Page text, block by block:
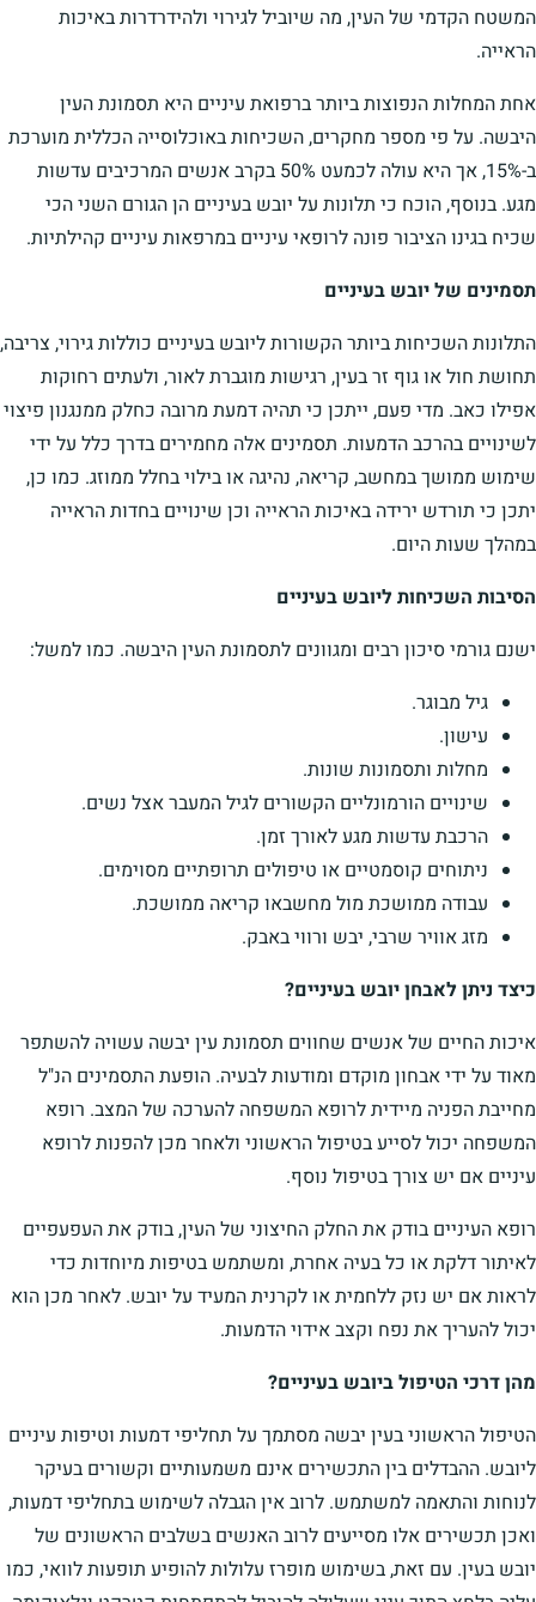
המשטח הקדמי של העין, מה שיוביל לגירוי ולהידרדרות באיכות
הראייה.
אחת המחלות הנפוצות ביותר ברפואת עיניים היא תסמונת העין
היבשה. על פי מספר מחקרים, השכיחות באוכלוסייה הכללית מוערכת
ב-15%, אך היא עולה לכמעט 50% בקרב אנשים המרכיבים עדשות
מגע. בנוסף, הוכח כי תלונות על יובש בעיניים הן הגורם השני הכי
שכיח בגינו הציבור פונה לרופאי עיניים במרפאות עיניים קהילתיות.
תסמינים של יובש בעיניים
התלונות השכיחות ביותר הקשורות ליובש בעיניים כוללות גירוי, צריבה,
תחושת חול או גוף זר בעין, רגישות מוגברת לאור, ולעתים רחוקות
אפילו כאב. מדי פעם, ייתכן כי תהיה דמעת מרובה כחלק ממנגנון פיצוי
לשינויים בהרכב הדמעות. תסמינים אלה מחמירים בדרך כלל על ידי
שימוש ממושך במחשב, קריאה, נהיגה או בילוי בחלל ממוזג. כמו כן,
יתכן כי תורדש ירידה באיכות הראייה וכן שינויים בחדות הראייה
במהלך שעות היום.
הסיבות השכיחות ליובש בעיניים
ישנם גורמי סיכון רבים ומגוונים לתסמונת העין היבשה. כמו למשל:
גיל מבוגר.
עישון.
מחלות ותסמונות שונות.
שינויים הורמונליים הקשורים לגיל המעבר אצל נשים.
הרכבת עדשות מגע לאורך זמן.
ניתוחים קוסמטיים או טיפולים תרופתיים מסוימים.
עבודה ממושכת מול מחשבאו קריאה ממושכת.
מזג אוויר שרבי, יבש ורווי באבק.
כיצד ניתן לאבחן יובש בעיניים?
איכות החיים של אנשים שחווים תסמונת עין יבשה עשויה להשתפר
מאוד על ידי אבחון מוקדם ומודעות לבעיה. הופעת התסמינים הנ"ל
מחייבת הפניה מיידית לרופא המשפחה להערכה של המצב. רופא
המשפחה יכול לסייע בטיפול הראשוני ולאחר מכן להפנות לרופא
עיניים אם יש צורך בטיפול נוסף.
רופא העיניים בודק את החלק החיצוני של העין, בודק את העפעפיים
לאיתור דלקת או כל בעיה אחרת, ומשתמש בטיפות מיוחדות כדי
לראות אם יש נזק ללחמית או לקרנית המעיד על יובש. לאחר מכן הוא
יכול להעריך את נפח וקצב אידוי הדמעות.
מהן דרכי הטיפול ביובש בעיניים?
הטיפול הראשוני בעין יבשה מסתמך על תחליפי דמעות וטיפות עיניים
ליובש. ההבדלים בין התכשירים אינם משמעותיים וקשורים בעיקר
לנוחות והתאמה למשתמש. לרוב אין הגבלה לשימוש בתחליפי דמעות,
ואכן תכשירים אלו מסייעים לרוב האנשים בשלבים הראשונים של
יובש בעין. עם זאת, בשימוש מופרז עלולות להופיע תופעות לוואי, כמו